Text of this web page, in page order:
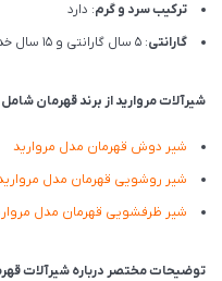
ترکیب سرد و گرم: دارد
گارانتی: 5 سال گارانتی و 15 سال خدمات پس از فروش قهرمان
شیرآلات مروارید از برند قهرمان
شیر دوش قهرمان مدل مروارید
شیر روشویی قهرمان مدل
شیر ظرفشویی قهرمان مدل
توضیحات مختصر درباره شیرآلات